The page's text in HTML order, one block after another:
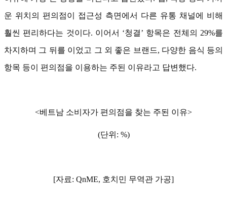
운 위치의 편의점이 접근성 측면에서 다른 유통 채널에 비해
훨씬 편리하다는 것이다. 이어서 ‘청결’ 항목은 전체의 29%를
차지하며 그 뒤를 이었고 그 외 좋은 브랜드, 다양한 음식 등의
항목 등이 편의점을 이용하는 주된 이유라고 답변했다.
<베트남 소비자가 편의점을 찾는 주된 이유>
(단위: %)
[자료: QnME, 호치민 무역관 가공]